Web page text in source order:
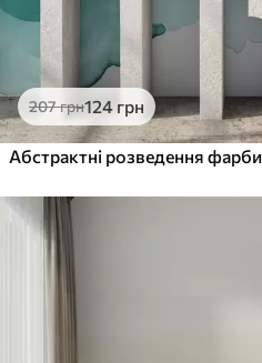
207грн124 грн
Абстрактні розведення фарби